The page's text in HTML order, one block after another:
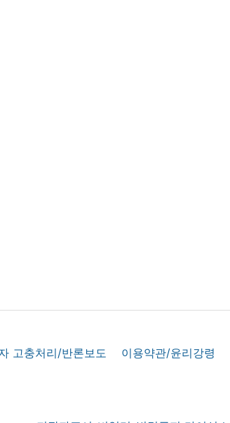
고충처리/반론보도 이용약관/윤리강령